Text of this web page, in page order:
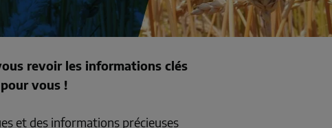
revoir les informations clés
vous !
et des informations précieuses